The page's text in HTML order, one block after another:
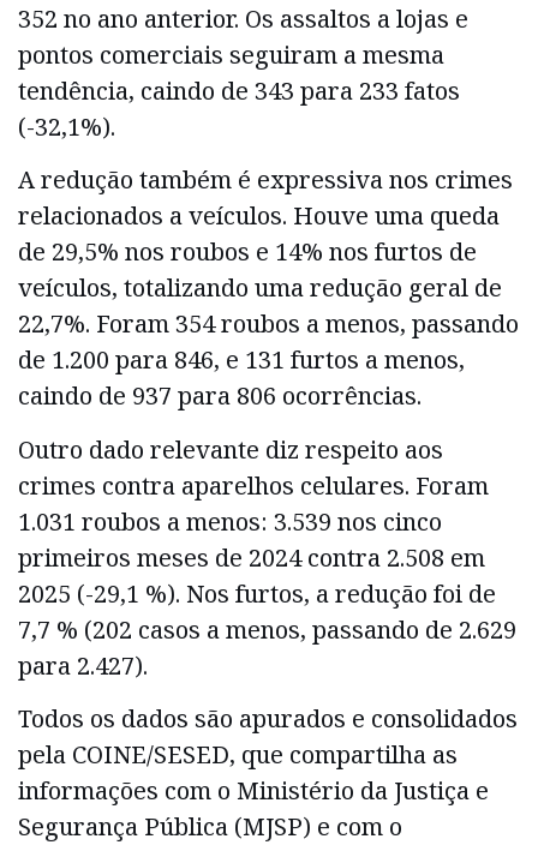
352 no ano anterior. Os assaltos a lojas e
pontos comerciais seguiram a mesma
tendência, caindo de 343 para 233 fatos
(-32,1%).
A redução também é expressiva nos crimes
relacionados a veículos. Houve uma queda
de 29,5% nos roubos e 14% nos furtos de
veículos, totalizando uma redução geral de
22,7%. Foram 354 roubos a menos, passando
de 1.200 para 846, e 131 furtos a menos,
caindo de 937 para 806 ocorrências.
Outro dado relevante diz respeito aos
crimes contra aparelhos celulares. Foram
1.031 roubos a menos: 3.539 nos cinco
primeiros meses de 2024 contra 2.508 em
2025 (-29,1 %). Nos furtos, a redução foi de
7,7 % (202 casos a menos, passando de 2.629
para 2.427).
Todos os dados são apurados e consolidados
pela COINE/SESED, que compartilha as
informações com o Ministério da Justiça e
Segurança Pública (MJSP) e com o